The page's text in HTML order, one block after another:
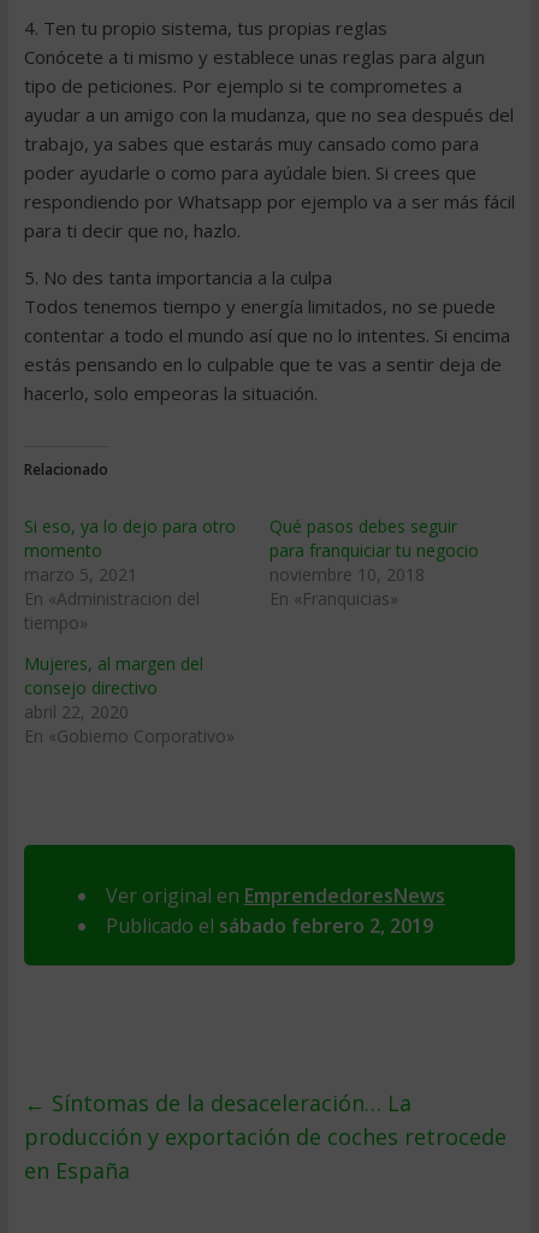
4. Ten tu propio sistema, tus propias reglas
Conócete a ti mismo y establece unas reglas para algun
tipo de peticiones. Por ejemplo si te comprometes a
ayudar a un amigo con la mudanza, que no sea después del
trabajo, ya sabes que estarás muy cansado como para
poder ayudarle o como para ayúdale bien. Si crees que
respondiendo por Whatsapp por ejemplo va a ser más fácil
para ti decir que no, hazlo.
5. No des tanta importancia a la culpa
Todos tenemos tiempo y energía limitados, no se puede
contentar a todo el mundo así que no lo intentes. Si encima
estás pensando en lo culpable que te vas a sentir deja de
hacerlo, solo empeoras la situación.
Relacionado
Si eso, ya lo dejo para otro
momento
marzo 5, 2021
En «Administracion del
tiempo»
Qué pasos debes seguir
para franquiciar tu negocio
noviembre 10, 2018
En «Franquicias»
Mujeres, al margen del
consejo directivo
abril 22, 2020
En «Gobierno Corporativo»
Ver original en EmprendedoresNews
Publicado el sábado febrero 2, 2019
← Síntomas de la desaceleración… La
producción y exportación de coches retrocede
en España